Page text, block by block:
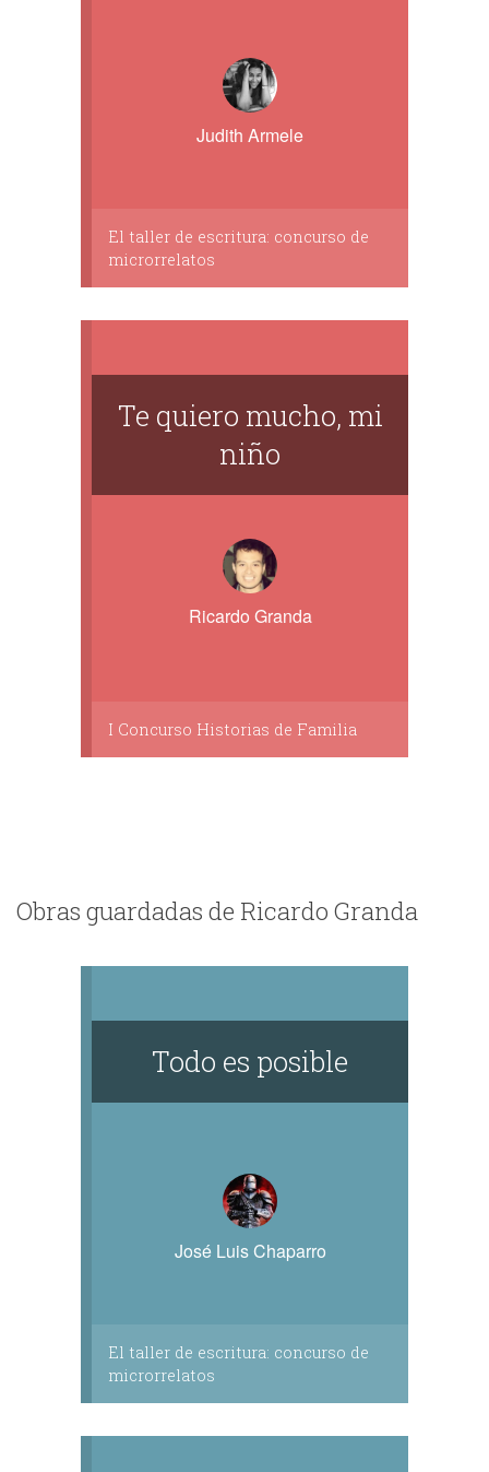
Judith Armele
El taller de escritura: concurso de
microrrelatos
Te quiero mucho, mi
niño
Ricardo Granda
I Concurso Historias de Familia
Obras guardadas de Ricardo Granda
Todo es posible
José Luis Chaparro
El taller de escritura: concurso de
microrrelatos